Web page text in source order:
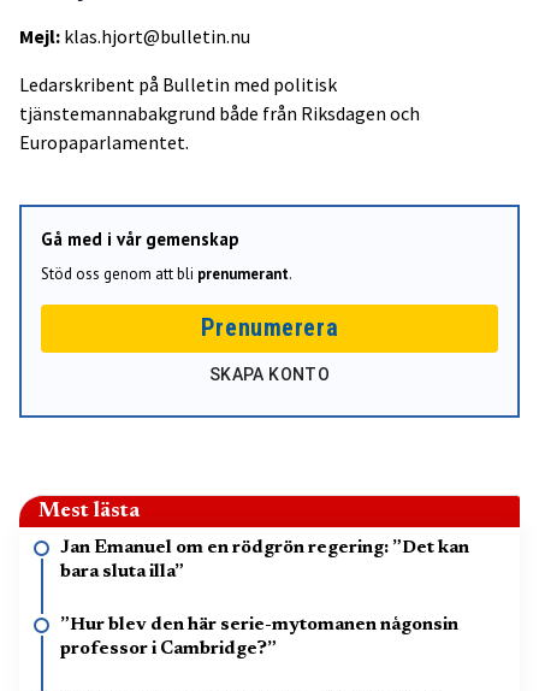
Mejl: klas.hjort@bulletin.nu
Ledarskribent på Bulletin med politisk
tjänstemannabakgrund både från Riksdagen och
Europaparlamentet.
Gå med i vår gemenskap
Stöd oss genom att bli prenumerant.
Prenumerera
SKAPA KONTO
Mest lästa
Jan Emanuel om en rödgrön regering: ”Det kan
bara sluta illa”
”Hur blev den här serie-mytomanen någonsin
professor i Cambridge?”